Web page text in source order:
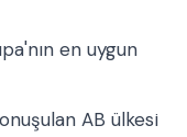
en uygun
AB ülkesi